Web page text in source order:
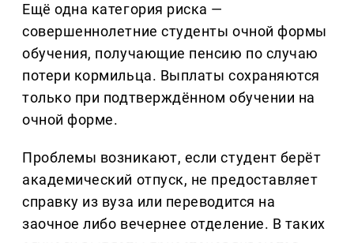
Ещё одна категория риска —
совершеннолетние студенты очной формы
обучения, получающие пенсию по случаю
потери кормильца. Выплаты сохраняются
только при подтверждённом обучении на
очной форме.
Проблемы возникают, если студент берёт
академический отпуск, не предоставляет
справку из вуза или переводится на
заочное либо вечернее отделение. В таких